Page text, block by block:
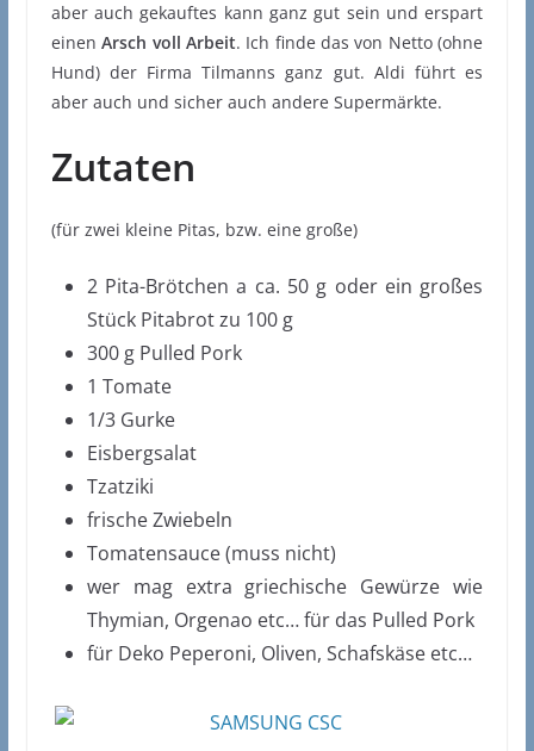
aber auch gekauftes kann ganz gut sein und erspart
einenArsch voll Arbeit. Ich finde das von Netto (ohne
Hund) der Firma Tilmanns ganz gut. Aldi führt es
aber auch und sicher auch andere Supermärkte.
Zutaten
(für zwei kleine Pitas, bzw. eine große)
2 Pita-Brötchen a ca. 50 g oder ein großes
Stück Pitabrot zu 100 g
300 g Pulled Pork
1 Tomate
1/3 Gurke
Eisbergsalat
Tzatziki
frische Zwiebeln
Tomatensauce (muss nicht)
wer mag extra griechische Gewürze wie
Thymian, Orgenao etc… für das Pulled Pork
für Deko Peperoni, Oliven, Schafskäse etc…